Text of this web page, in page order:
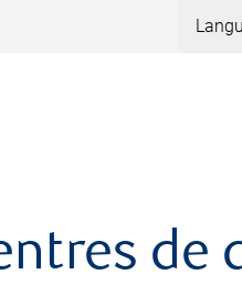
de